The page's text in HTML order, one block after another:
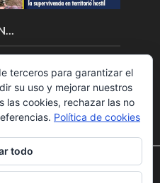
la mejor experiencia en
terceros para garantizar el
su uso y mejorar nuestros
las cookies, rechazar las no
Política de cookies
todo